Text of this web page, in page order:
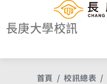
長庚大學校訊
首頁 校訊總表